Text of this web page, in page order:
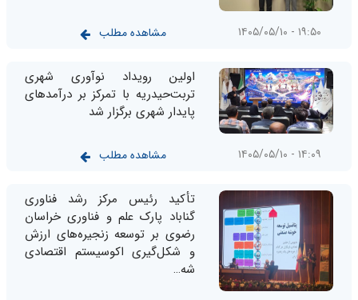
۱۹:۵۰ - ۱۴۰۵/۰۵/۱۰ مشاهده مطلب
اولین رویداد نوآوری شهری
تربت‌حیدریه با تمرکز بر درآمدهای
پایدار شهری برگزار شد
۱۴:۰۹ - ۱۴۰۵/۰۵/۱۰ مشاهده مطلب
تأکید رئیس مرکز رشد فناوری
گناباد پارک علم و فناوری خراسان
رضوی بر توسعه زنجیره‌های ارزش
و شکل‌گیری اکوسیستم اقتصادی
شه…